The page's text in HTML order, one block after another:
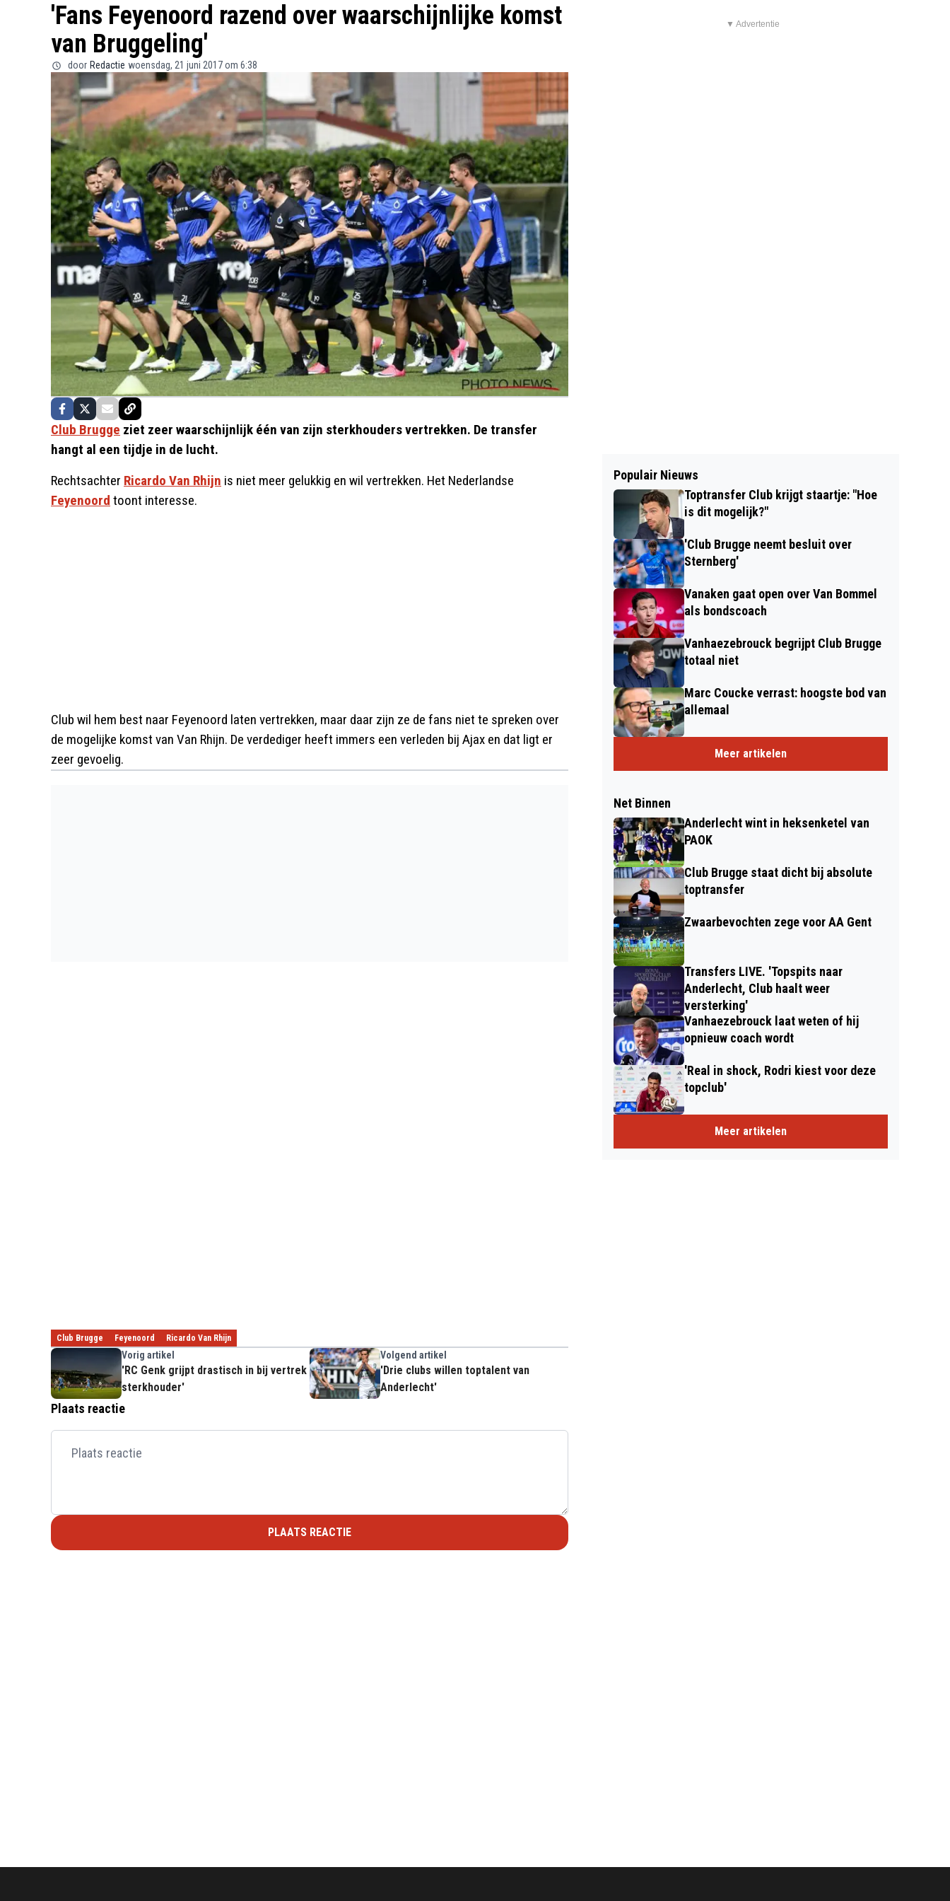
'Fans Feyenoord razend over waarschijnlijke komst
van Bruggeling'
door Redactie woensdag, 21 juni 2017 om 6:38
Club Brugge ziet zeer waarschijnlijk één van zijn sterkhouders vertrekken. De transfer
hangt al een tijdje in de lucht.
Rechtsachter Ricardo Van Rhijn is niet meer gelukkig en wil vertrekken. Het Nederlandse
Feyenoord toont interesse.
Club wil hem best naar Feyenoord laten vertrekken, maar daar zijn ze de fans niet te spreken over
de mogelijke komst van Van Rhijn. De verdediger heeft immers een verleden bij Ajax en dat ligt er
zeer gevoelig.
Club Brugge Feyenoord Ricardo Van Rhijn
Vorig artikel
'RC Genk grijpt drastisch in bij vertrek
sterkhouder'
Volgend artikel
'Drie clubs willen toptalent van
Anderlecht'
Plaats reactie
PLAATS REACTIE
▼ Advertentie
Populair Nieuws
Toptransfer Club krijgt staartje: "Hoe
is dit mogelijk?"
'Club Brugge neemt besluit over
Sternberg'
Vanaken gaat open over Van Bommel
als bondscoach
Vanhaezebrouck begrijpt Club Brugge
totaal niet
Marc Coucke verrast: hoogste bod van
allemaal
Meer artikelen
Net Binnen
Anderlecht wint in heksenketel van
PAOK
Club Brugge staat dicht bij absolute
toptransfer
Zwaarbevochten zege voor AA Gent
Transfers LIVE. 'Topspits naar
Anderlecht, Club haalt weer
versterking'
Vanhaezebrouck laat weten of hij
opnieuw coach wordt
'Real in shock, Rodri kiest voor deze
topclub'
Meer artikelen